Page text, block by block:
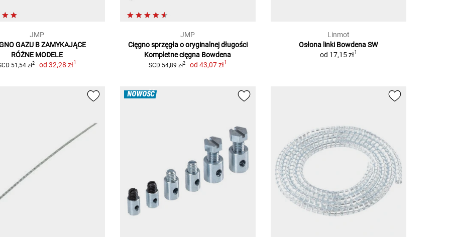
JMP
GAZU B ZAMYKAJĄCE
RÓŻNE MODELE
51,54 zł2 od32,28 zł1
JMP
Cięgno sprzęgła o oryginalnej długości
Kompletne cięgna Bowdena
SCD 54,89 zł2 od43,07 zł1
Linmot
Osłona linki Bowdena SW
od 17,15 zł1
NOWOŚĆ